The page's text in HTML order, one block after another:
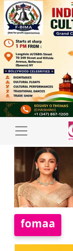
fomaa